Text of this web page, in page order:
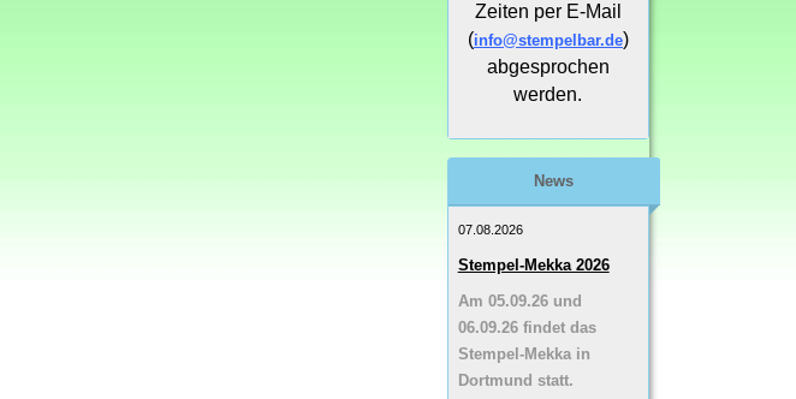
Zeiten per E-Mail
(info@stempelbar.de)
abgesprochen
werden.
News
07.08.2026
Stempel-Mekka 2026
Am 05.09.26 und
06.09.26 findet das
Stempel-Mekka in
Dortmund statt.